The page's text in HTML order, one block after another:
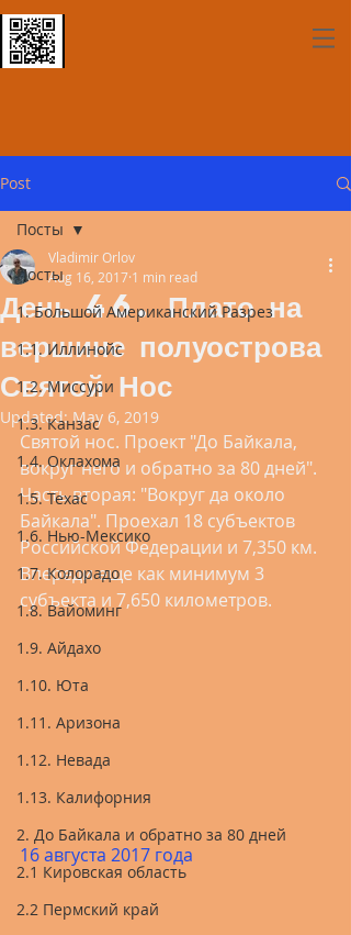
Post
Посты
1. Большой Американский Разрез
1.1. Иллинойс
1.2. Миссури
1.3. Канзас
1.4. Оклахома
1.5. Техас
1.6. Нью-Мексико
1.7. Колорадо
1.8. Вайоминг
1.9. Айдахо
1.10. Юта
1.11. Аризона
1.12. Невада
1.13. Калифорния
2. До Байкала и обратно за 80 дней
2.1 Кировская область
2.2 Пермский край
Посты
День 46. Плато на
вершине полуострова
Святой Нос
Vladimir Orlov
Aug 16, 2017 1 min read
Updated:May 6, 2019
Святой нос. Проект "До Байкала,
вокруг него и обратно за 80 дней".
Часть вторая: "Вокруг да около
Байкала". Проехал 18 субъектов
Российской Федерации и 7,350 км.
Впереди еще как минимум 3
субъекта и 7,650 километров.
16 августа 2017 года